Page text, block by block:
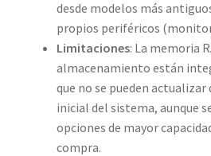
desde modelos más
propios periféricos
Limitaciones: La memoria
almacenamiento están
que no se pueden actualizar
inicial del sistema, aunque
opciones de mayor
compra.